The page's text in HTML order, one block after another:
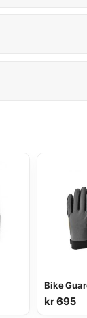
kr695